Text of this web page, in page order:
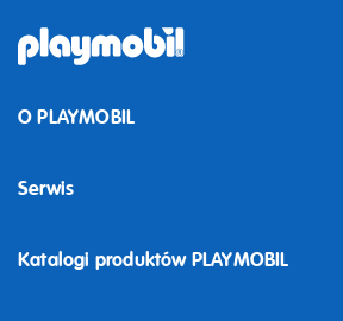
O PLAYMOBIL
Serwis
Katalogi produktów PLAYMOBIL